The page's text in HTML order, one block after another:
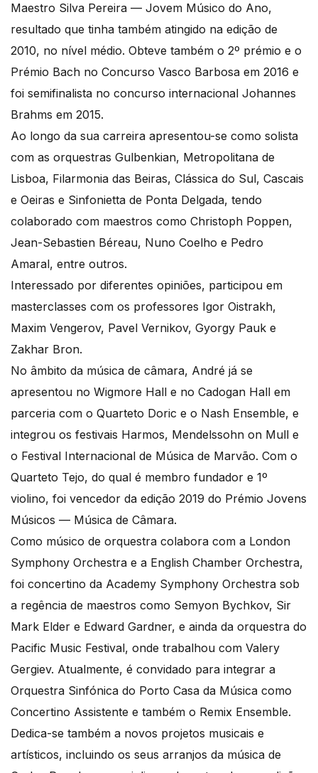
Maestro Silva Pereira — Jovem Músico do Ano,
resultado que tinha também atingido na edição de
2010, no nível médio. Obteve também o 2º prémio e o
Prémio Bach no Concurso Vasco Barbosa em 2016 e
foi semifinalista no concurso internacional Johannes
Brahms em 2015.
Ao longo da sua carreira apresentou-se como solista
com as orquestras Gulbenkian, Metropolitana de
Lisboa, Filarmonia das Beiras, Clássica do Sul, Cascais
e Oeiras e Sinfonietta de Ponta Delgada, tendo
colaborado com maestros como Christoph Poppen,
Jean-Sebastien Béreau, Nuno Coelho e Pedro
Amaral, entre outros.
Interessado por diferentes opiniões, participou em
masterclasses com os professores Igor Oistrakh,
Maxim Vengerov, Pavel Vernikov, Gyorgy Pauk e
Zakhar Bron.
No âmbito da música de câmara, André já se
apresentou no Wigmore Hall e no Cadogan Hall em
parceria com o Quarteto Doric e o Nash Ensemble, e
integrou os festivais Harmos, Mendelssohn on Mull e
o Festival Internacional de Música de Marvão. Com o
Quarteto Tejo, do qual é membro fundador e 1º
violino, foi vencedor da edição 2019 do Prémio Jovens
Músicos — Música de Câmara.
Como músico de orquestra colabora com a London
Symphony Orchestra e a English Chamber Orchestra,
foi concertino da Academy Symphony Orchestra sob
a regência de maestros como Semyon Bychkov, Sir
Mark Elder e Edward Gardner, e ainda da orquestra do
Pacific Music Festival, onde trabalhou com Valery
Gergiev. Atualmente, é convidado para integrar a
Orquestra Sinfónica do Porto Casa da Música como
Concertino Assistente e também o Remix Ensemble.
Dedica-se também a novos projetos musicais e
artísticos, incluindo os seus arranjos da música de